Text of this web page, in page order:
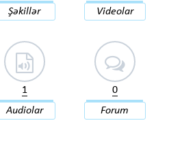
Şəkillər Videolar
1
Audiolar
0
Forum